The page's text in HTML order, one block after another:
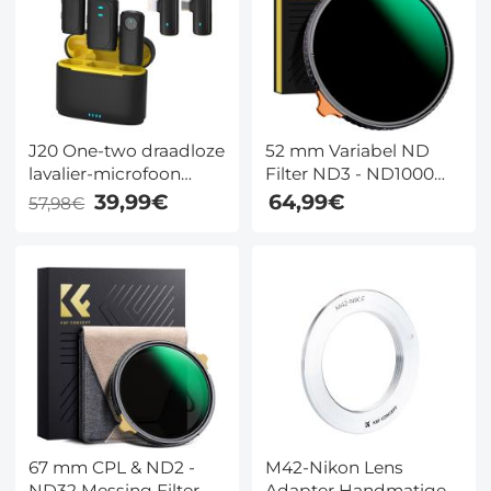
(Zwart+Oranje)
Buitenfotografie /
Wandelen / Reizen
Diepblauw
J20 One-two draadloze
lavalier-microfoon
oplaadetui, one-touch
opname,
videobloggen,
Facebook Live, voor
Type-C, Lightning,
camera-interface
57,98€ 39,99€
52 mm Variabel ND
Filter ND3 - ND1000
Ultradunne High
Nano Xcel Serie
64,99€
67 mm CPL & ND2 -
M42-Nikon Lens